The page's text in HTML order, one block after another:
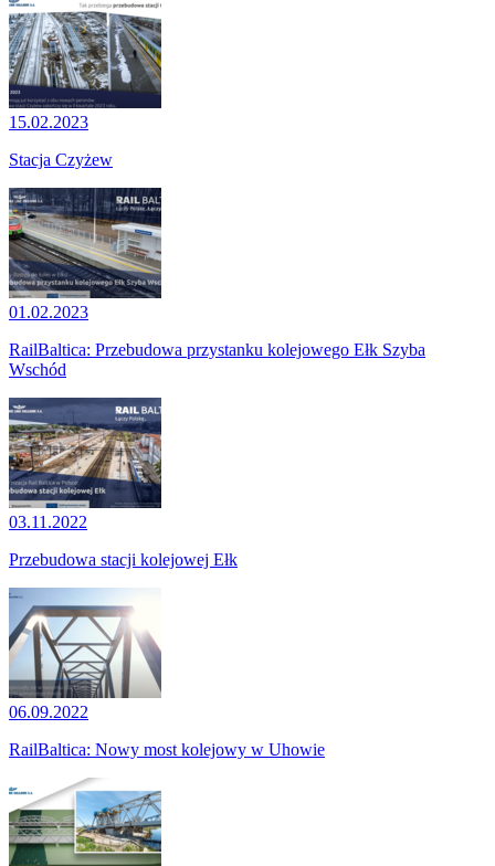
15.02.2023
Stacja Czyżew
01.02.2023
RailBaltica: Przebudowa przystanku kolejowego Ełk Szyba
Wschód
03.11.2022
Przebudowa stacji kolejowej Ełk
06.09.2022
RailBaltica: Nowy most kolejowy w Uhowie